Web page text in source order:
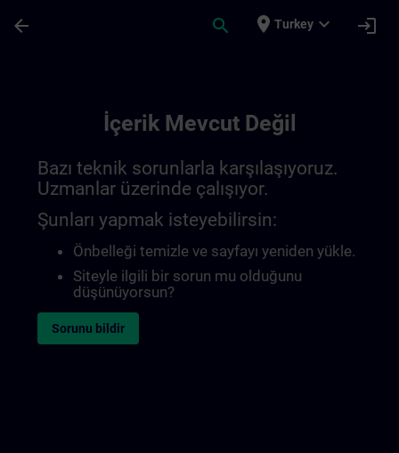
arrow_back search place Turkey expand_more login
İçerik Mevcut Değil
Bazı teknik sorunlarla karşılaşıyoruz.
Uzmanlar üzerinde çalışıyor.
Şunları yapmak isteyebilirsin:
Önbelleği temizle ve sayfayı yeniden yükle.
Siteyle ilgili bir sorun mu olduğunu
düşünüyorsun?
Sorunu bildir